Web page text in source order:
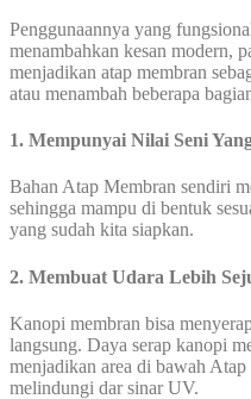
Penggunaannya yang
menambahkan kesan modern,
menjadikan atap membran
atau menambah beberapa
1. Mempunyai Nilai Seni
Bahan Atap Membran sendiri
sehingga mampu di bentuk
yang sudah kita siapkan.
2. Membuat Udara Lebih
Kanopi membran bisa
langsung. Daya serap kanopi
menjadikan area di bawah
melindungi dar sinar UV.